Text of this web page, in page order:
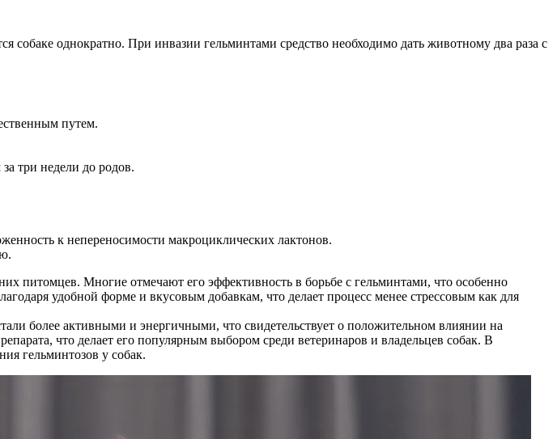
собаке однократно. При инвазии гельминтами средство необходимо дать животному два раза с
путем.
три недели до родов.
к непереносимости макроциклических лактонов.
питомцев. Многие отмечают его эффективность в борьбе с гельминтами, что особенно
удобной форме и вкусовым добавкам, что делает процесс менее стрессовым как для
более активными и энергичными, что свидетельствует о положительном влиянии на
что делает его популярным выбором среди ветеринаров и владельцев собак. В
гельминтозов у собак.